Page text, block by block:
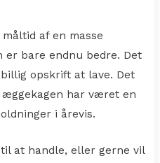
af en masse
er bare endnu bedre. Det
opskrift at lave. Det
har været en
i årevis.
at handle, eller gerne vil